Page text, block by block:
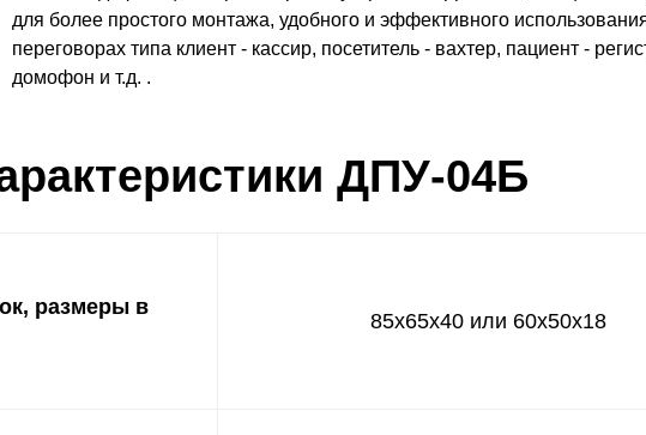
для более простого монтажа, удобного и эффективного
переговорах типа клиент - кассир, посетитель - вахтер, пациент -
домофон и т.д. .
ДПУ-04Б
размеры в
85х65x40 или 60х50х18